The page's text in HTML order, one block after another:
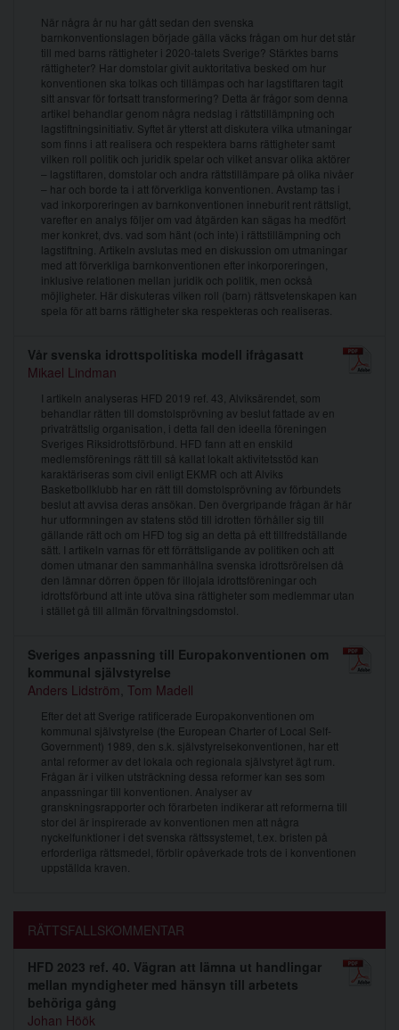
När några år nu har gått sedan den svenska
barnkonventionslagen började gälla väcks frågan om hur det står
till med barns rättigheter i 2020-talets Sverige? Stärktes barns
rättigheter? Har domstolar givit auktoritativa besked om hur
konventionen ska tolkas och tillämpas och har lagstiftaren tagit
sitt ansvar för fortsatt transformering? Detta är frågor som denna
artikel behandlar genom några nedslag i rättstillämpning och
lagstiftningsinitiativ. Syftet är ytterst att diskutera vilka utmaningar
som finns i att realisera och respektera barns rättigheter samt
vilken roll politik och juridik spelar och vilket ansvar olika aktörer
– lagstiftaren, domstolar och andra rättstillämpare på olika nivåer
– har och borde ta i att förverkliga konventionen. Avstamp tas i
vad inkorporeringen av barnkonventionen inneburit rent rättsligt,
varefter en analys följer om vad åtgärden kan sägas ha medfört
mer konkret, dvs. vad som hänt (och inte) i rättstillämpning och
lagstiftning. Artikeln avslutas med en diskussion om utmaningar
med att förverkliga barnkonventionen efter inkorporeringen,
inklusive relationen mellan juridik och politik, men också
möjligheter. Här diskuteras vilken roll (barn) rättsvetenskapen kan
spela för att barns rättigheter ska respekteras och realiseras.
Vår svenska idrottspolitiska modell ifrågasatt
Mikael Lindman
I artikeln analyseras HFD 2019 ref. 43, Alviksärendet, som
behandlar rätten till domstolsprövning av beslut fattade av en
privaträttslig organisation, i detta fall den ideella föreningen
Sveriges Riksidrottsförbund. HFD fann att en enskild
medlemsförenings rätt till så kallat lokalt aktivitetsstöd kan
karaktäriseras som civil enligt EKMR och att Alviks
Basketbollklubb har en rätt till domstolsprövning av förbundets
beslut att avvisa deras ansökan. Den övergripande frågan är här
hur utformningen av statens stöd till idrotten förhåller sig till
gällande rätt och om HFD tog sig an detta på ett tillfredställande
sätt. I artikeln varnas för ett förrättsligande av politiken och att
domen utmanar den sammanhållna svenska idrottsrörelsen då
den lämnar dörren öppen för illojala idrottsföreningar och
idrottsförbund att inte utöva sina rättigheter som medlemmar utan
i stället gå till allmän förvaltningsdomstol.
Sveriges anpassning till Europakonventionen om
kommunal självstyrelse
Anders Lidström, Tom Madell
Efter det att Sverige ratificerade Europakonventionen om
kommunal självstyrelse (the European Charter of Local Self-
Government) 1989, den s.k. självstyrelsekonventionen, har ett
antal reformer av det lokala och regionala självstyret ägt rum.
Frågan är i vilken utsträckning dessa reformer kan ses som
anpassningar till konventionen. Analyser av
granskningsrapporter och förarbeten indikerar att reformerna till
stor del är inspirerade av konventionen men att några
nyckelfunktioner i det svenska rättssystemet, t.ex. bristen på
erforderliga rättsmedel, förblir opåverkade trots de i konventionen
uppställda kraven.
RÄTTSFALLSKOMMENTAR
HFD 2023 ref. 40. Vägran att lämna ut handlingar
mellan myndigheter med hänsyn till arbetets
behöriga gång
Johan Höök